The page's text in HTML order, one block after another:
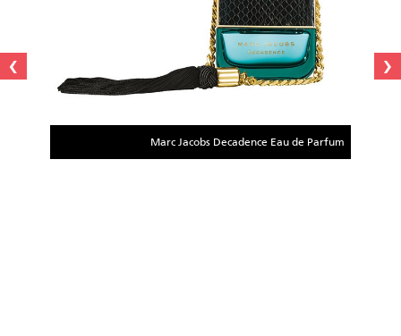
Marc Jacobs Decadence Eau de Parfum
‹
›